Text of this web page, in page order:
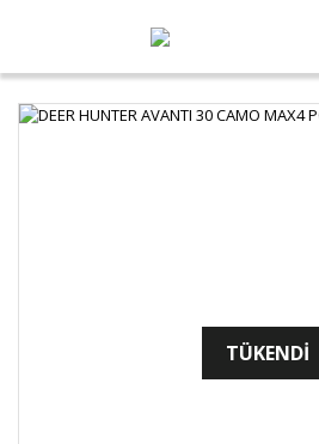
TÜKENDİ